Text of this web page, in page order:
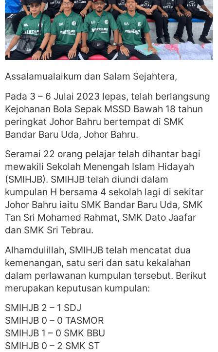
Assalamualaikum dan Salam Sejahtera,
Pada 3 – 6 Julai 2023 lepas, telah berlangsung
Kejohanan Bola Sepak MSSD Bawah 18 tahun
peringkat Johor Bahru bertempat di SMK
Bandar Baru Uda, Johor Bahru.
Seramai 22 orang pelajar telah dihantar bagi
mewakili Sekolah Menengah Islam Hidayah
(SMIHJB). SMIHJB telah diundi dalam
kumpulan H bersama 4 sekolah lagi di sekitar
Johor Bahru iaitu SMK Bandar Baru Uda, SMK
Tan Sri Mohamed Rahmat, SMK Dato Jaafar
dan SMK Sri Tebrau.
Alhamdulillah, SMIHJB telah mencatat dua
kemenangan, satu seri dan satu kekalahan
dalam perlawanan kumpulan tersebut. Berikut
merupakan keputusan kumpulan:
SMIHJB 2 – 1 SDJ
SMIHJB 0 – 0 TASMOR
SMIHJB 1 – 0 SMK BBU
SMIHJB 0 – 2 SMK ST